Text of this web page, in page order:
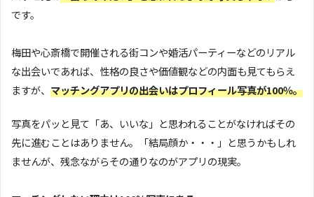
です。
梅田や心斎橋で開催される街コンや婚活パーティーなどのリアル
な出会いであれば、性格の良さや価値観などの内面も見てもらえ
ますが、 マッチングアプリの出会いはプロフィール写真が100％。
写真をパッと見て「あ、いいな」と思われることがなければその
先に進むことはありません。「結局顔か・・・」と思うかもしれ
ませんが、残念ながらその通りなのがアプリの現実。